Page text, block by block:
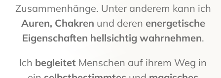
Zusammenhänge. Unter anderem kann ich
Auren, Chakren und deren energetische
Eigenschaften hellsichtig wahrnehmen.
Ich begleitet Menschen auf ihrem Weg in